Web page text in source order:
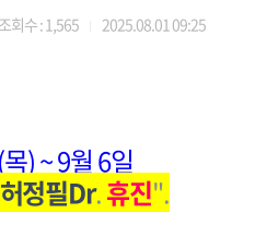
조회수 :1,565 2025.08.01 09:25
) ~ 9월 6일
정필Dr.휴진".